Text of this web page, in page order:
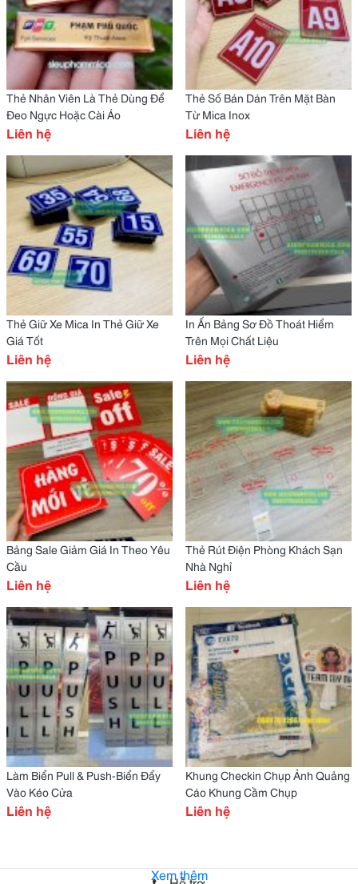
Thẻ Nhân Viên Là Thẻ Dùng Để
Đeo Ngực Hoặc Cài Áo
Liên hệ
Thẻ Số Bán Dán Trên Mặt Bàn
Từ Mica Inox
Liên hệ
Thẻ Giữ Xe Mica In Thẻ Giữ Xe
Giá Tốt
Liên hệ
In Ấn Bảng Sơ Đồ Thoát Hiểm
Trên Mọi Chất Liệu
Liên hệ
Bảng Sale Giảm Giá In Theo Yêu
Cầu
Liên hệ
Thẻ Rút Điện Phòng Khách Sạn
Nhà Nghỉ
Liên hệ
Làm Biển Pull & Push-Biển Đẩy
Vào Kéo Cửa
Liên hệ
Khung Checkin Chụp Ảnh Quảng
Cáo Khung Cầm Chụp
Liên hệ
Xem thêm